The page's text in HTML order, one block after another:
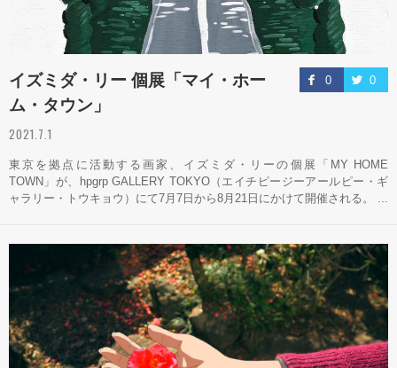
0 0
イズミダ・リー 個展「マイ・ホー
ム・タウン」
2021.7.1
東京を拠点に活動する画家、イズミダ・リーの個展「MY HOME
TOWN」が、hpgrp GALLERY TOKYO（エイチピージーアールピー・ギ
ャラリー・トウキョウ）にて7月7日から8月21日にかけて開催される。 ...